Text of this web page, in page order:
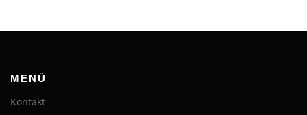
MENÜ
Kontakt